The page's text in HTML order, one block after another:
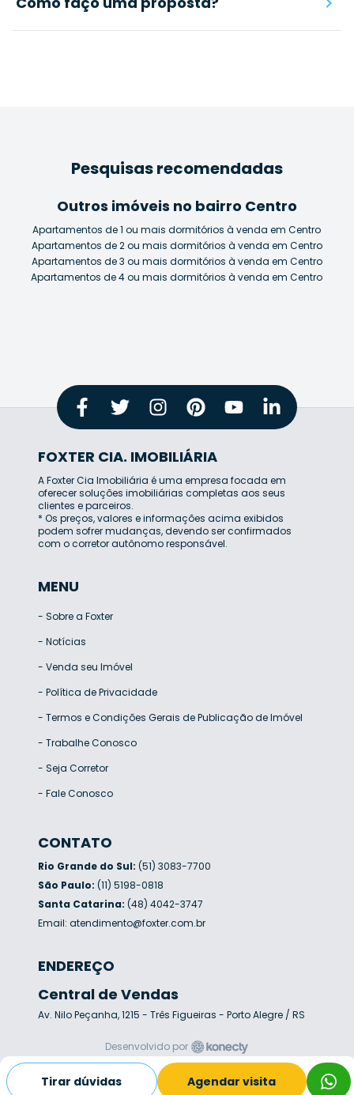
Tirar dúvidas Agendar visita
Pesquisas recomendadas
Outros imóveis no bairro Centro
Apartamentos de 1 ou mais dormitórios à venda em Centro
Apartamentos de 2 ou mais dormitórios à venda em Centro
Apartamentos de 3 ou mais dormitórios à venda em Centro
Apartamentos de 4 ou mais dormitórios à venda em Centro
FOXTER CIA. IMOBILIÁRIA
A Foxter Cia Imobiliária é uma empresa focada em
oferecer soluções imobiliárias completas aos seus
clientes e parceiros.
* Os preços, valores e informações acima exibidos
podem sofrer mudanças, devendo ser confirmados
com o corretor autônomo responsável.
MENU
- Sobre a Foxter
- Notícias
- Venda seu Imóvel
- Política de Privacidade
- Termos e Condições Gerais de Publicação de Imóvel
- Trabalhe Conosco
- Seja Corretor
- Fale Conosco
CONTATO
Rio Grande do Sul: (51) 3083-7700
São Paulo: (11) 5198-0818
Santa Catarina: (48) 4042-3747
Email: atendimento@foxter.com.br
ENDEREÇO
Central de Vendas
Av. Nilo Peçanha, 1215 - Três Figueiras - Porto Alegre / RS
Desenvolvido por